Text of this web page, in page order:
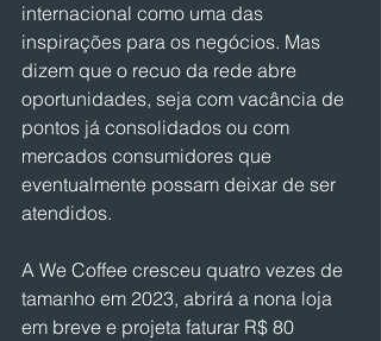
internacional como uma das
inspirações para os negócios. Mas
dizem que o recuo da rede abre
oportunidades, seja com vacância de
pontos já consolidados ou com
mercados consumidores que
eventualmente possam deixar de ser
atendidos.
A We Coffee cresceu quatro vezes de
tamanho em 2023, abrirá a nona loja
em breve e projeta faturar R$ 80